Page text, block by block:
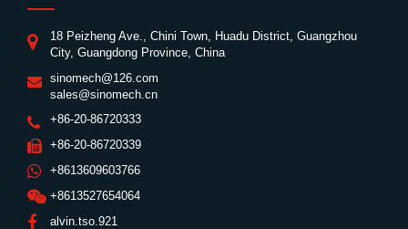
18 Peizheng Ave., Chini Town, Huadu District, Guangzhou
City, Guangdong Province, China
sinomech@126.com
sales@sinomech.cn
+86-20-86720333
+86-20-86720339
+8613609603766
+8613527654064
alvin.tso.921